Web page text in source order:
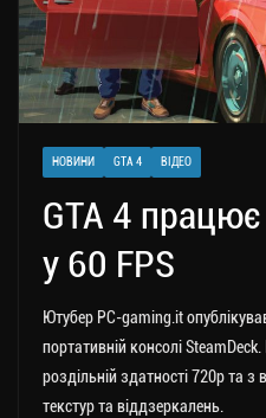
НОВИНИ GTA 4 ВІДЕО
GTA 4
у 60 FPS
Ютубер PC-gaming.it
портативній консолі
роздільній здатності 720p та
текстур та віддзеркалень.